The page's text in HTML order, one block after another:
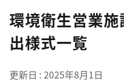
環境衛生営業
出様式一覧
更新日 2025年8月1日